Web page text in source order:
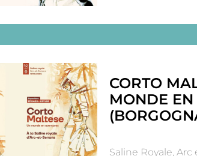
CORTO
MONDE EN
Saline Royale, Arc